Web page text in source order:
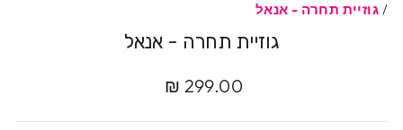
/ גוזיית תחרה - אנאל
גוזיית תחרה - אנאל
מחיר
מחיר
299.00 ₪